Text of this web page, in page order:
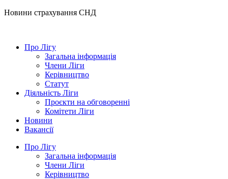
Новини страхування СНД
Про Лігу
Загальна інформація
Члени Ліги
Керівництво
Статут
Діяльність Ліги
Проєкти на обговоренні
Комітети Ліги
Новини
Вакансії
Про Лігу
Загальна інформація
Члени Ліги
Керівництво